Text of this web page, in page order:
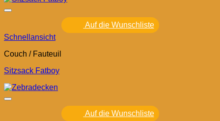
Auf die Wunschliste
Schnellansicht
Couch / Fauteuil
Sitzsack Fatboy
Auf die Wunschliste